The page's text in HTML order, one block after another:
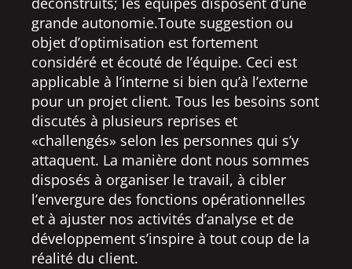
grande autonomie.Toute suggestion ou
objet d’optimisation est fortement
considéré et écouté de l’équipe. Ceci est
applicable à l’interne si bien qu’à l’externe
pour un projet client. Tous les besoins sont
discutés à plusieurs reprises et
«challengés» selon les personnes qui s’y
attaquent. La manière dont nous sommes
disposés à organiser le travail, à cibler
l’envergure des fonctions opérationnelles
et à ajuster nos activités d’analyse et de
développement s’inspire à tout coup de la
réalité du client.